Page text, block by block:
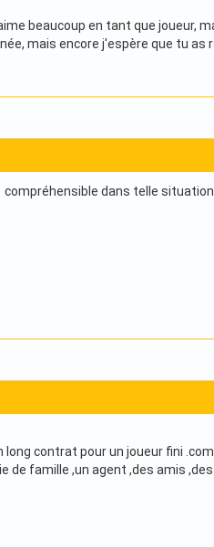
beaucoup en tant que joueur,
mais encore j'espère que tu as
dans telle
long contrat pour un joueur fini
de famille ,un agent ,des amis